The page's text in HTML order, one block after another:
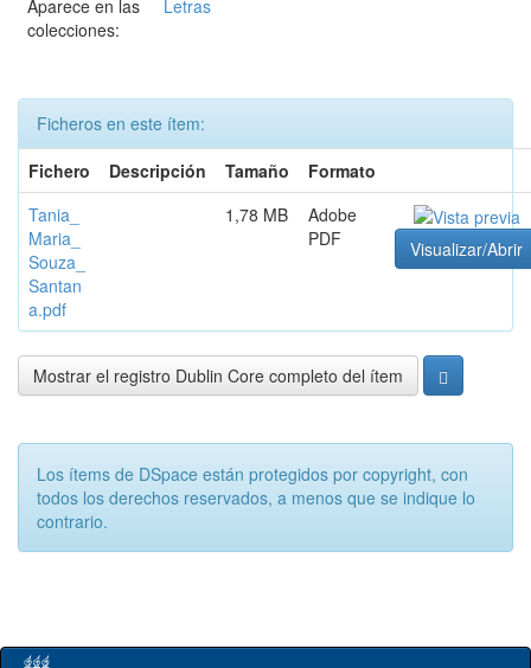
Aparece en las
colecciones:
Letras
Ficheros en este ítem:
Fichero
Descripción Tamaño
Formato
Tania_
Maria_
Souza_
Santan
a.pdf
1,78 MB
Adobe
PDF
Visualizar/Abrir
Mostrar el registro Dublin Core completo del ítem
Los ítems de DSpace están protegidos por copyright, con
todos los derechos reservados, a menos que se indique lo
contrario.